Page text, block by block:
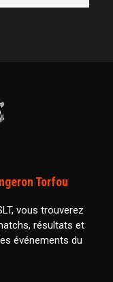
Torfou
vous trouverez
résultats et
événements du